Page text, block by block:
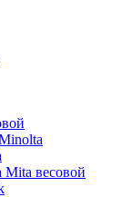
весовой